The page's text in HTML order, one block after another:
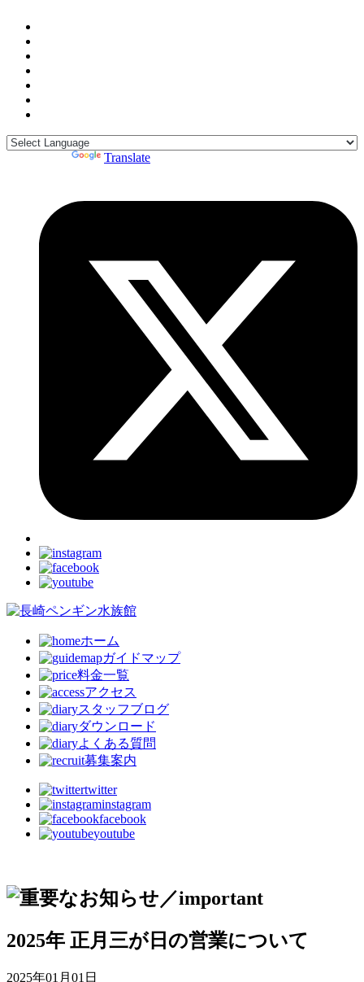
Translate
ホーム
ガイドマップ
料金一覧
アクセス
スタッフブログ
ダウンロード
よくある質問
募集案内
twitter
instagram
facebook
youtube
2025年 正月三が日の営業について
2025年01月01日